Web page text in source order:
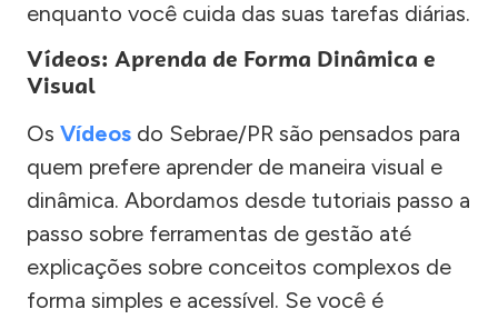
enquanto você cuida das suas tarefas diárias.
Vídeos: Aprenda de Forma Dinâmica e
Visual
Os Vídeos do Sebrae/PR são pensados para
quem prefere aprender de maneira visual e
dinâmica. Abordamos desde tutoriais passo a
passo sobre ferramentas de gestão até
explicações sobre conceitos complexos de
forma simples e acessível. Se você é